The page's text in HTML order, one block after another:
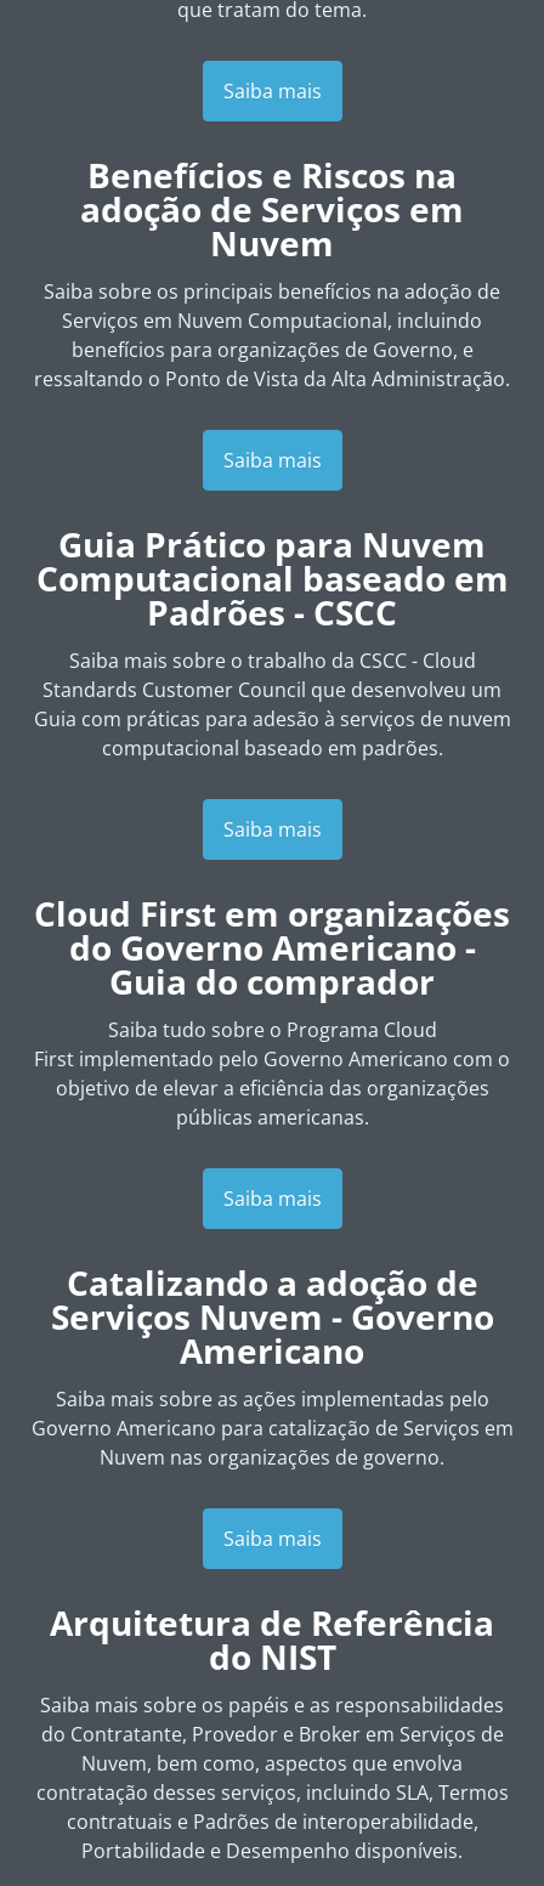
que tratam do tema.
Saiba mais
Benefícios e Riscos na
adoção de Serviços em
Nuvem
Saiba sobre os principais benefícios na adoção de
Serviços em Nuvem Computacional, incluindo
benefícios para organizações de Governo, e
ressaltando o Ponto de Vista da Alta Administração.
Saiba mais
Guia Prático para Nuvem
Computacional baseado em
Padrões - CSCC
Saiba mais sobre o trabalho da CSCC - Cloud
Standards Customer Council que desenvolveu um
Guia com práticas para adesão à serviços de nuvem
computacional baseado em padrões.
Saiba mais
Cloud First em organizações
do Governo Americano -
Guia do comprador
Saiba tudo sobre o Programa Cloud
First implementado pelo Governo Americano com o
objetivo de elevar a eficiência das organizações
públicas americanas.
Saiba mais
Catalizando a adoção de
Serviços Nuvem - Governo
Americano
Saiba mais sobre as ações implementadas pelo
Governo Americano para catalização de Serviços em
Nuvem nas organizações de governo.
Saiba mais
Arquitetura de Referência
do NIST
Saiba mais sobre os papéis e as responsabilidades
do Contratante, Provedor e Brokerem Serviços de
Nuvem, bem como, aspectos que envolva
contratação desses serviços, incluindo SLA, Termos
contratuais e Padrões de interoperabilidade,
Portabilidade e Desempenho disponíveis.